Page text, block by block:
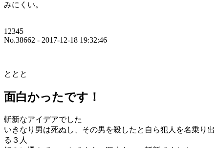
みにくい。
12345
No.38662 - 2017-12-18 19:32:46
ととと
面白かったです！
斬新なアイデアでした
いきなり男は死ぬし、その男を殺したと自ら犯人を名乗り出
る３人